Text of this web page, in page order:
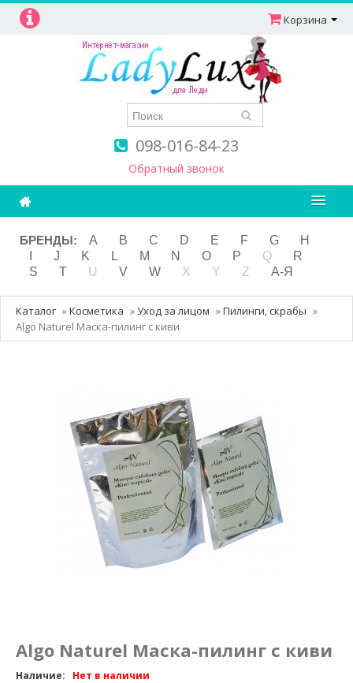
098-016-84-23
Обратный звонок
Корзина
Ароматерапия
Витамины
Детям и мамам
Косметика
БРЕНДЫ: A B C D E F G
H
J K L M N O P Q
R
S
T U V W X Y Z А-Я
Каталог »Косметика »Уход за лицом »Пилинги, скрабы »
Algo Naturel Маска-пилинг с киви
Algo Naturel Маска-пилинг с киви
Наличие: Нет в наличии